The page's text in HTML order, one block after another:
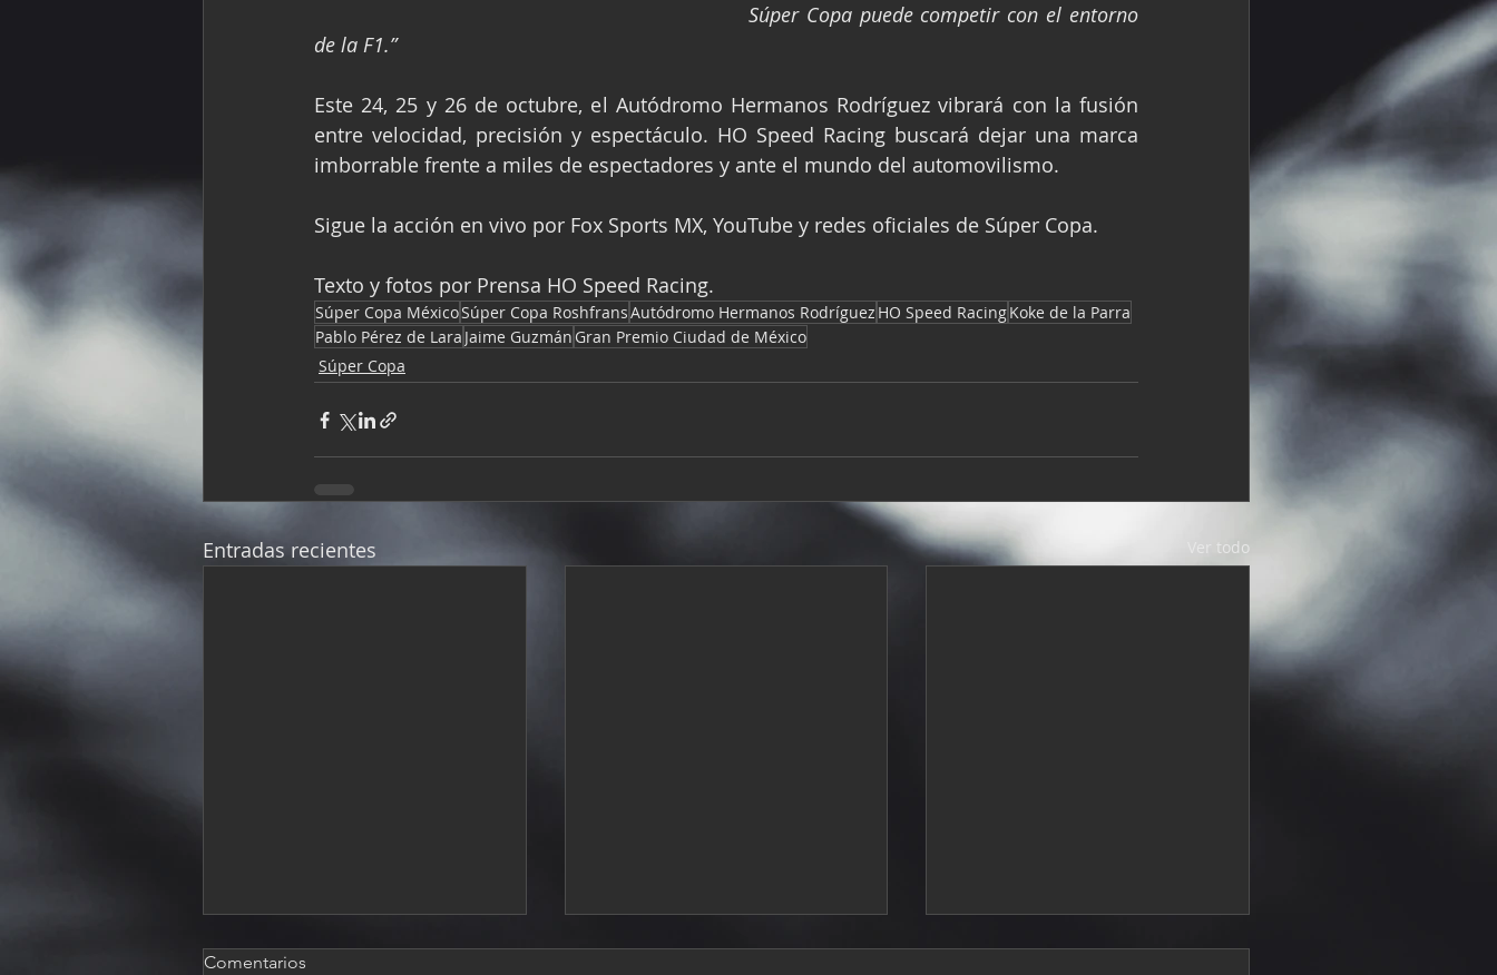
Súper Copa puede competir con el entorno
de la F1.”
Este 24, 25 y 26 de octubre, el Autódromo Hermanos Rodríguez vibrará con la fusión
entre velocidad, precisión y espectáculo. HO Speed Racing buscará dejar una marca
imborrable frente a miles de espectadores y ante el mundo del automovilismo.
Sigue la acción en vivo por Fox Sports MX, YouTube y redes oficiales de Súper Copa.
Texto y fotos por Prensa HO Speed Racing.
Súper Copa MéxicoSúper Copa RoshfransAutódromo Hermanos Rodríguez HO Speed RacingKoke de la Parra
Pablo Pérez de Lara Jaime Guzmán Gran Premio Ciudad de México
Súper Copa
Entradas recientes Ver todo
Comentarios